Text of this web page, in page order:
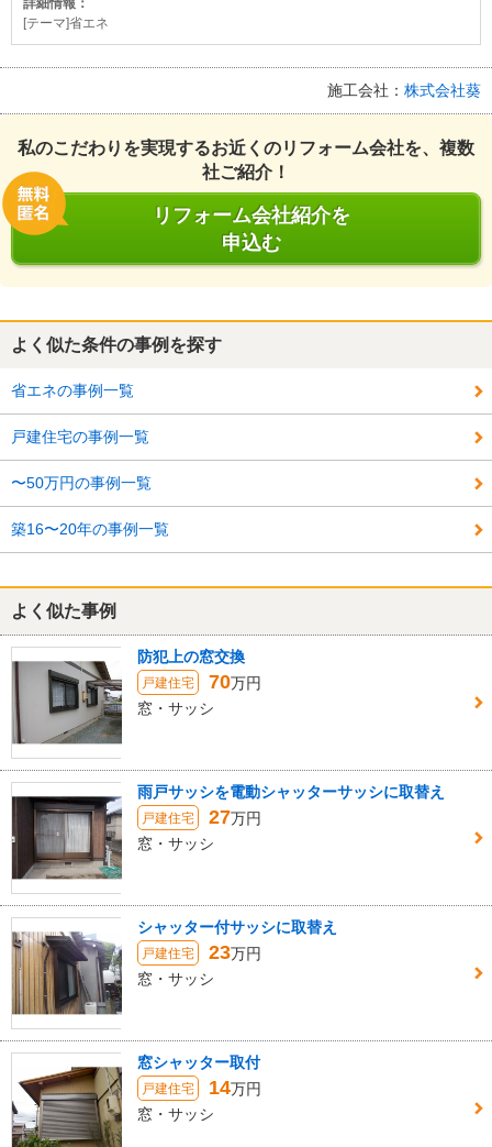
詳細情報：
[テーマ]省エネ
施工会社： 株式会社葵
私のこだわりを実現するお近くのリフォーム会社を、複数
社ご紹介！
リフォーム会社紹介を
申込む
よく似た条件の事例を探す
省エネの事例一覧
戸建住宅の事例一覧
〜50万円の事例一覧
築16〜20年の事例一覧
よく似た事例
防犯上の窓交換
戸建住宅 70万円
窓・サッシ
雨戸サッシを電動シャッターサッシに取替え
戸建住宅 27万円
窓・サッシ
シャッター付サッシに取替え
戸建住宅 23万円
窓・サッシ
窓シャッター取付
戸建住宅 14万円
窓・サッシ